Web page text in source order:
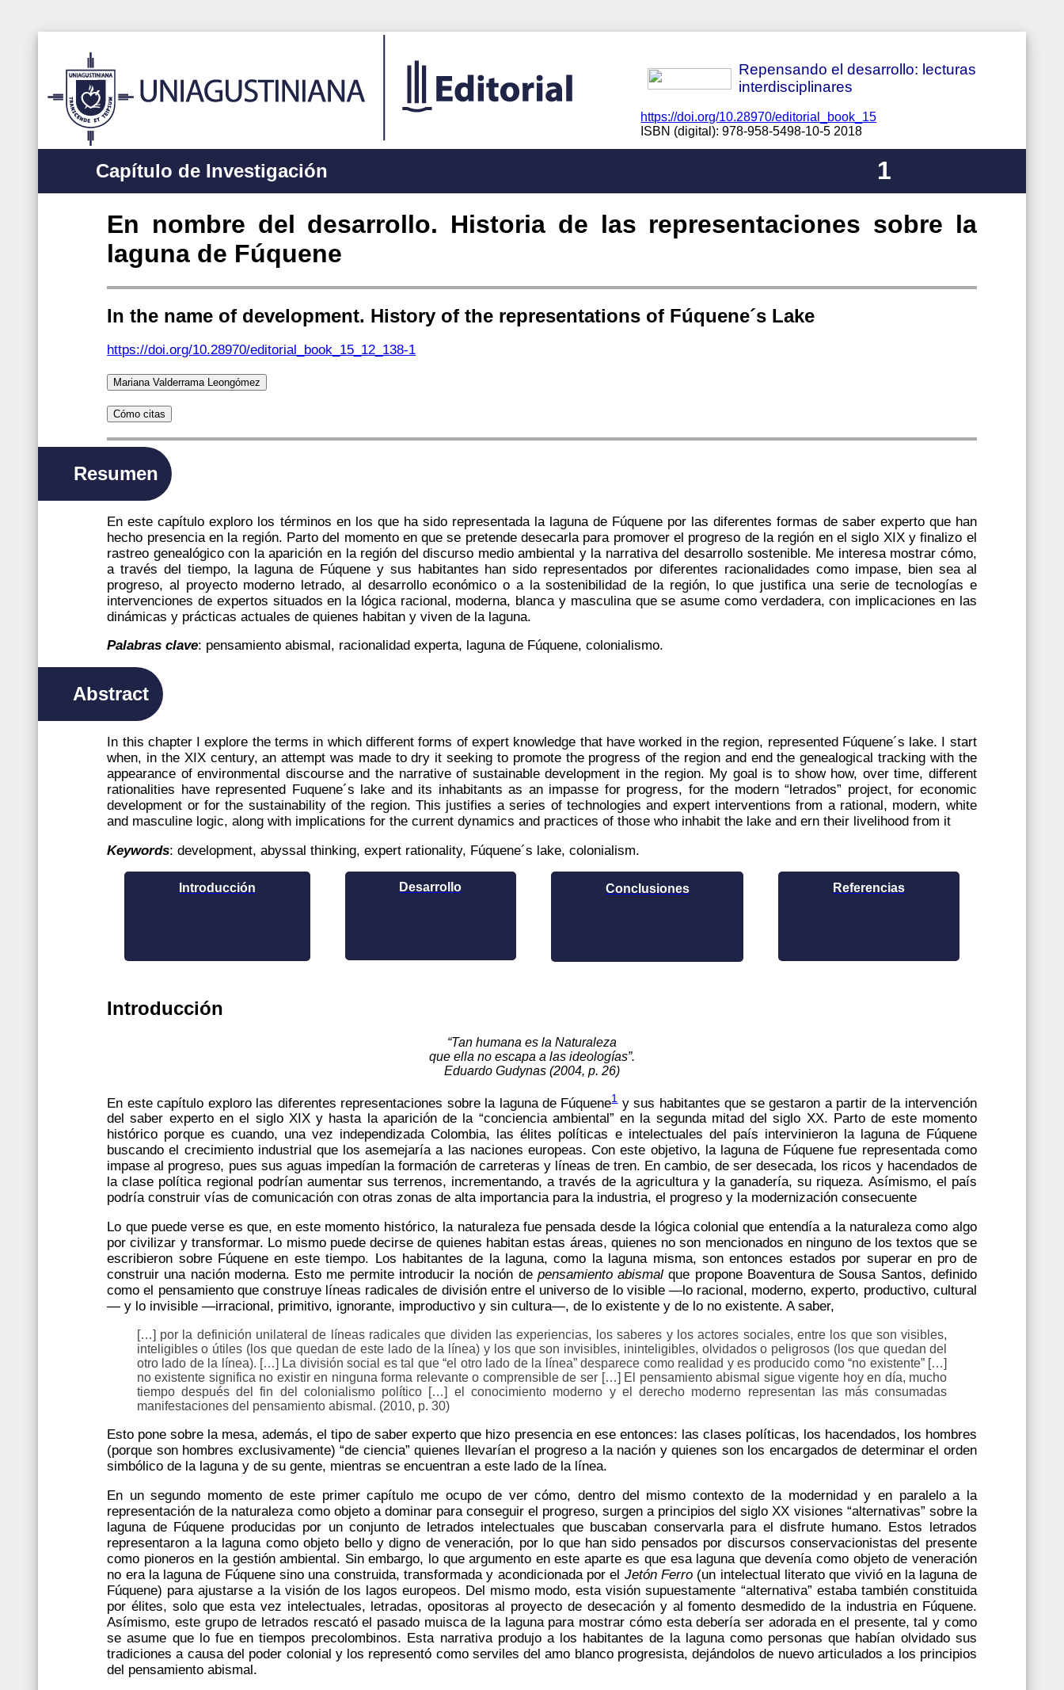
Repensando el desarrollo: lecturas
interdisciplinares
https://doi.org/10.28970/editorial_book_15
ISBN (digital): 978-958-5498-10-5 2018
Capítulo de Investigación
1
En nombre del desarrollo. Historia de las representaciones sobre la
laguna de Fúquene
In the name of development. History of the representations of Fúquene´s Lake
https://doi.org/10.28970/editorial_book_15_12_138-1
Mariana Valderrama Leongómez
Cómo citas
Resumen
En este capítulo exploro los términos en los que ha sido representada la laguna de Fúquene por las diferentes formas de saber experto que han
hecho presencia en la región. Parto del momento en que se pretende desecarla para promover el progreso de la región en el siglo XIX y finalizo el
rastreo genealógico con la aparición en la región del discurso medio ambiental y la narrativa del desarrollo sostenible. Me interesa mostrar cómo,
a través del tiempo, la laguna de Fúquene y sus habitantes han sido representados por diferentes racionalidades como impase, bien sea al
progreso, al proyecto moderno letrado, al desarrollo económico o a la sostenibilidad de la región, lo que justifica una serie de tecnologías e
intervenciones de expertos situados en la lógica racional, moderna, blanca y masculina que se asume como verdadera, con implicaciones en las
dinámicas y prácticas actuales de quienes habitan y viven de la laguna.
Palabras clave: pensamiento abismal, racionalidad experta, laguna de Fúquene, colonialismo.
Abstract
In this chapter I explore the terms in which different forms of expert knowledge that have worked in the region, represented Fúquene´s lake. I start
when, in the XIX century, an attempt was made to dry it seeking to promote the progress of the region and end the genealogical tracking with the
appearance of environmental discourse and the narrative of sustainable development in the region. My goal is to show how, over time, different
rationalities have represented Fuquene´s lake and its inhabitants as an impasse for progress, for the modern “letrados” project, for economic
development or for the sustainability of the region. This justifies a series of technologies and expert interventions from a rational, modern, white
and masculine logic, along with implications for the current dynamics and practices of those who inhabit the lake and ern their livelihood from it
Keywords: development, abyssal thinking, expert rationality, Fúquene´s lake, colonialism.
Introducción Desarrollo Conclusiones Referencias
Introducción
“Tan humana es la Naturaleza
que ella no escapa a las ideologías”.
Eduardo Gudynas (2004, p. 26)
En este capítulo exploro las diferentes representaciones sobre la laguna de Fúquene1 y sus habitantes que se gestaron a partir de la intervención
del saber experto en el siglo XIX y hasta la aparición de la “conciencia ambiental” en la segunda mitad del siglo XX. Parto de este momento
histórico porque es cuando, una vez independizada Colombia, las élites políticas e intelectuales del país intervinieron la laguna de Fúquene
buscando el crecimiento industrial que los asemejaría a las naciones europeas. Con este objetivo, la laguna de Fúquene fue representada como
impase al progreso, pues sus aguas impedían la formación de carreteras y líneas de tren. En cambio, de ser desecada, los ricos y hacendados de
la clase política regional podrían aumentar sus terrenos, incrementando, a través de la agricultura y la ganadería, su riqueza. Asímismo, el país
podría construir vías de comunicación con otras zonas de alta importancia para la industria, el progreso y la modernización consecuente
Lo que puede verse es que, en este momento histórico, la naturaleza fue pensada desde la lógica colonial que entendía a la naturaleza como algo
por civilizar y transformar. Lo mismo puede decirse de quienes habitan estas áreas, quienes no son mencionados en ninguno de los textos que se
escribieron sobre Fúquene en este tiempo. Los habitantes de la laguna, como la laguna misma, son entonces estados por superar en pro de
construir una nación moderna. Esto me permite introducir la noción de pensamiento abismal que propone Boaventura de Sousa Santos, definido
como el pensamiento que construye líneas radicales de división entre el universo de lo visible —lo racional, moderno, experto, productivo, cultural
— y lo invisible —irracional, primitivo, ignorante, improductivo y sin cultura—, de lo existente y de lo no existente. A saber,
[…] por la definición unilateral de líneas radicales que dividen las experiencias, los saberes y los actores sociales, entre los que son visibles,
inteligibles o útiles (los que quedan de este lado de la línea) y los que son invisibles, ininteligibles, olvidados o peligrosos (los que quedan del
otro lado de la línea). […] La división social es tal que “el otro lado de la línea” desparece como realidad y es producido como “no existente” […]
no existente significa no existir en ninguna forma relevante o comprensible de ser […] El pensamiento abismal sigue vigente hoy en día, mucho
tiempo después del fin del colonialismo político […] el conocimiento moderno y el derecho moderno representan las más consumadas
manifestaciones del pensamiento abismal. (2010, p. 30)
Esto pone sobre la mesa, además, el tipo de saber experto que hizo presencia en ese entonces: las clases políticas, los hacendados, los hombres
(porque son hombres exclusivamente) “de ciencia” quienes llevarían el progreso a la nación y quienes son los encargados de determinar el orden
simbólico de la laguna y de su gente, mientras se encuentran a este lado de la línea.
En un segundo momento de este primer capítulo me ocupo de ver cómo, dentro del mismo contexto de la modernidad y en paralelo a la
representación de la naturaleza como objeto a dominar para conseguir el progreso, surgen a principios del siglo XX visiones “alternativas” sobre la
laguna de Fúquene producidas por un conjunto de letrados intelectuales que buscaban conservarla para el disfrute humano. Estos letrados
representaron a la laguna como objeto bello y digno de veneración, por lo que han sido pensados por discursos conservacionistas del presente
como pioneros en la gestión ambiental. Sin embargo, lo que argumento en este aparte es que esa laguna que devenía como objeto de veneración
no era la laguna de Fúquene sino una construida, transformada y acondicionada por el Jetón Ferro(un intelectual literato que vivió en la laguna de
Fúquene) para ajustarse a la visión de los lagos europeos. Del mismo modo, esta visión supuestamente “alternativa” estaba también constituida
por élites, solo que esta vez intelectuales, letradas, opositoras al proyecto de desecación y al fomento desmedido de la industria en Fúquene.
Asímismo, este grupo de letrados rescató el pasado muisca de la laguna para mostrar cómo esta debería ser adorada en el presente, tal y como
se asume que lo fue en tiempos precolombinos. Esta narrativa produjo a los habitantes de la laguna como personas que habían olvidado sus
tradiciones a causa del poder colonial y los representó como serviles del amo blanco progresista, dejándolos de nuevo articulados a los principios
del pensamiento abismal.